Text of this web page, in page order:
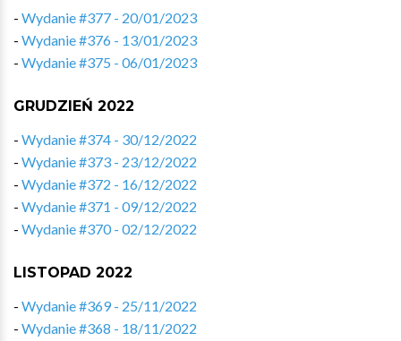
- Wydanie #377 - 20/01/2023
- Wydanie #376 - 13/01/2023
- Wydanie #375 - 06/01/2023
GRUDZIEŃ 2022
- Wydanie #374 - 30/12/2022
- Wydanie #373 - 23/12/2022
- Wydanie #372 - 16/12/2022
- Wydanie #371 - 09/12/2022
- Wydanie #370 - 02/12/2022
LISTOPAD 2022
- Wydanie #369 - 25/11/2022
- Wydanie #368 - 18/11/2022